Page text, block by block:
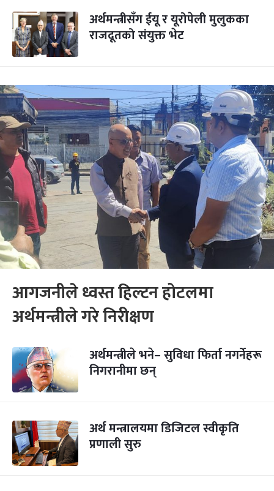
अर्थमन्त्रीसँग ईयू र यूरोपेली मुलुकका
राजदूतको संयुक्त भेट
आगजनीले ध्वस्त हिल्टन होटलमा
अर्थमन्त्रीले गरे निरीक्षण
अर्थमन्त्रीले भने– सुविधा फिर्ता नगर्नेहरू
निगरानीमा छन्
अर्थ मन्त्रालयमा डिजिटल स्वीकृति
प्रणाली सुरु